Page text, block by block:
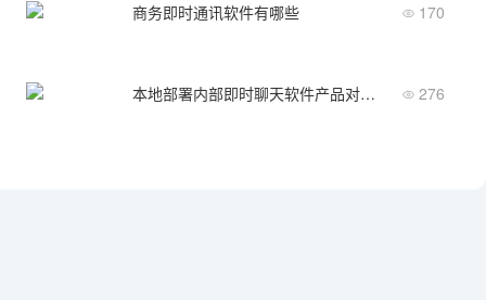
商务即时通讯软件有哪些 170
本地部署内部即时聊天软件产品对比：功能差异与适配性分析 276